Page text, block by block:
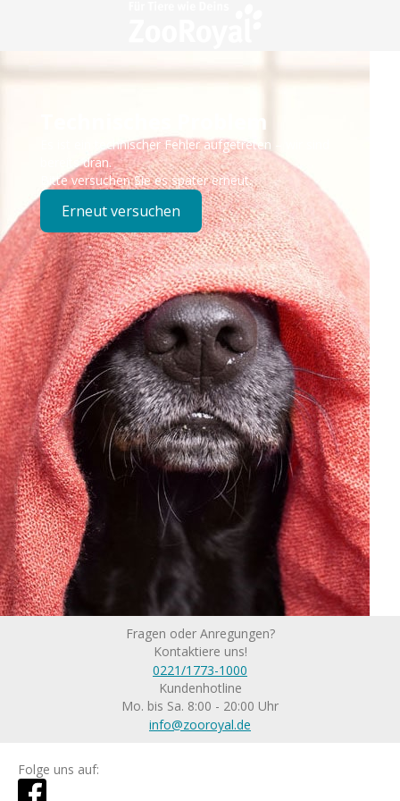
Technisches Problem
Es ist ein technischer Fehler aufgetreten – wir sind
bereits dran.
Bitte versuchen Sie es später erneut.
Erneut versuchen
Fragen oder Anregungen?
Kontaktiere uns!
0221/1773-1000
Kundenhotline
Mo. bis Sa. 8:00 - 20:00 Uhr
info@zooroyal.de
Folge uns auf: